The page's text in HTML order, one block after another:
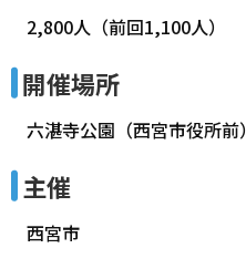
2,800人（前回1,100人）
開催場所
六湛寺公園（西宮市役所前）
主催
西宮市